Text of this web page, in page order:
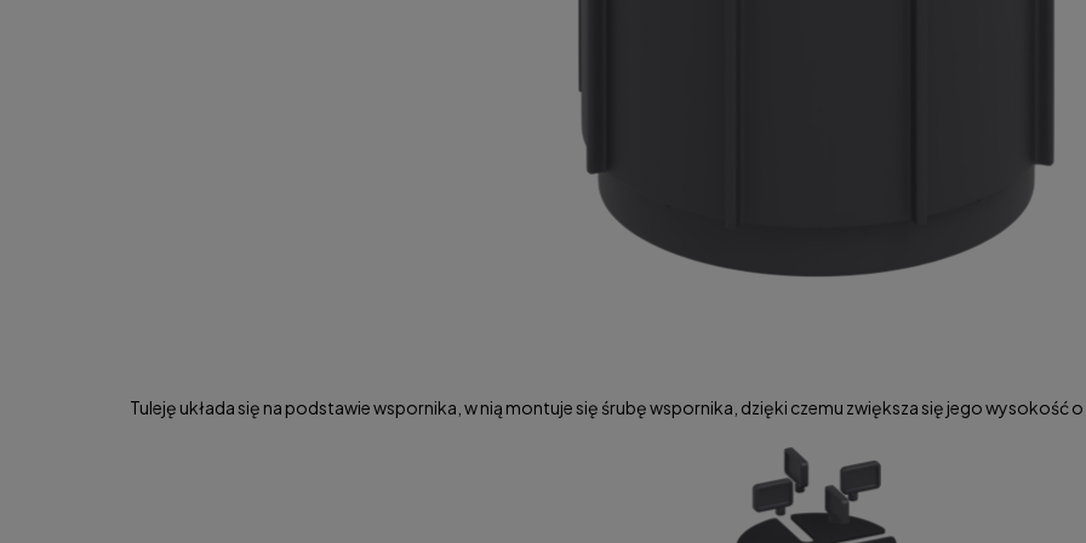
Tuleję układa się na podstawie wspornika, w nią montuje się śrubę wspornika, dzięki czemu zwiększa się jego wysokość o